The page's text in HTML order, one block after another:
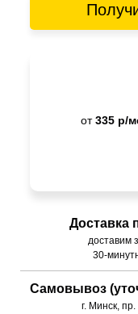
от335 р/
г. Минск,
Самовывоз
доставим
30-
Доставка